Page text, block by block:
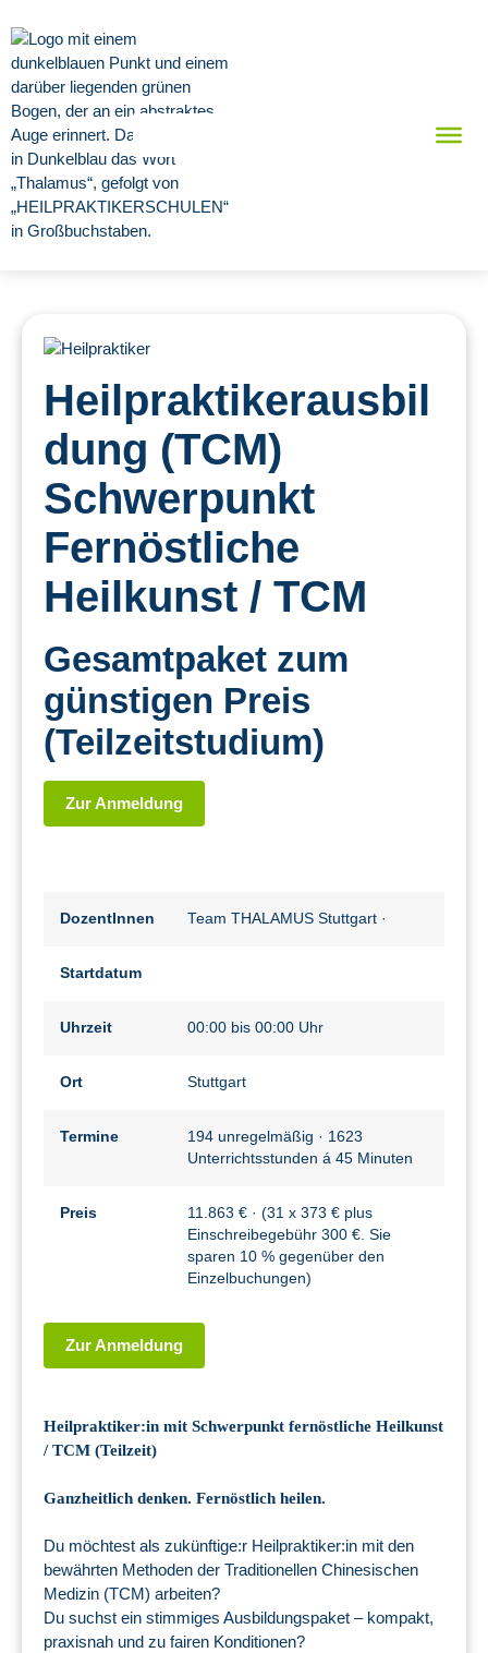
Heilpraktikerausbil
dung (TCM)
Schwerpunkt
Fernöstliche
Heilkunst / TCM
Gesamtpaket zum
günstigen Preis
(Teilzeitstudium)
Zur Anmeldung
DozentInnen Team THALAMUS Stuttgart ·
Startdatum
Uhrzeit 00:00 bis 00:00 Uhr
Ort Stuttgart
Termine
194 unregelmäßig · 1623
Unterrichtsstunden á 45 Minuten
Preis
11.863 € · (31 x 373 € plus
Einschreibegebühr 300 €. Sie
sparen 10 % gegenüber den
Einzelbuchungen)
Zur Anmeldung
Heilpraktiker:in mit Schwerpunkt fernöstliche Heilkunst
/ TCM (Teilzeit)
Ganzheitlich denken. Fernöstlich heilen.
Du möchtest als zukünftige:r Heilpraktiker:in mit den
bewährten Methoden der Traditionellen Chinesischen
Medizin (TCM) arbeiten?
Du suchst ein stimmiges Ausbildungspaket – kompakt,
praxisnah und zu fairen Konditionen?